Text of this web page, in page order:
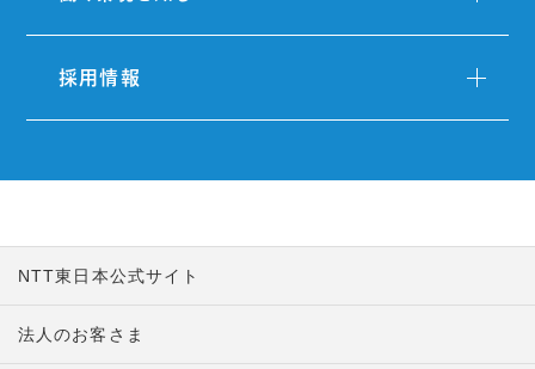
採用情報
NTT東日本公式サイト
法人のお客さま